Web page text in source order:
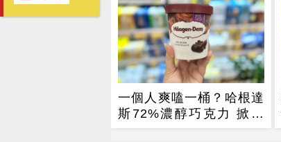
一個人爽嗑一桶？哈根達
斯72%濃醇巧克力 掀脆
友共鳴